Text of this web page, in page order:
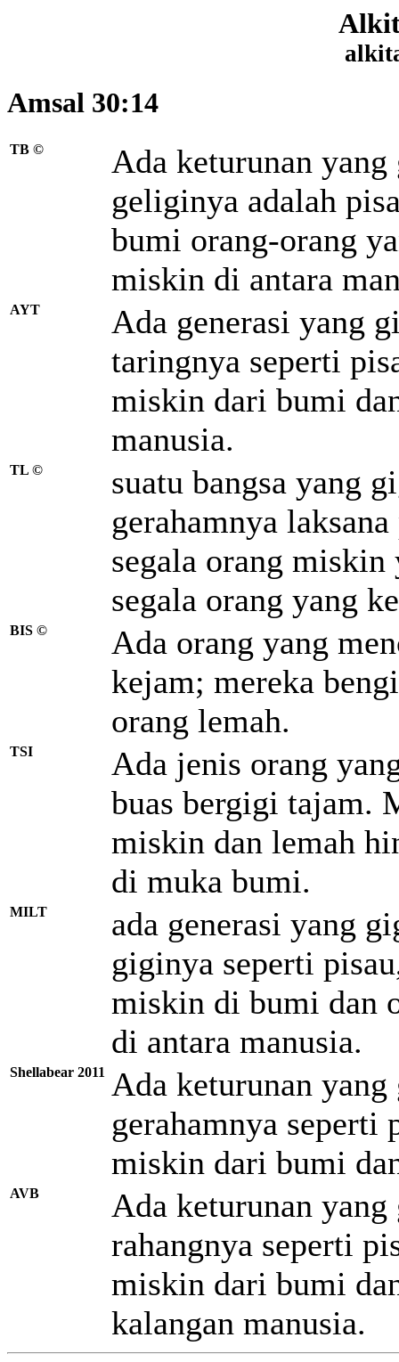
Amsal 30:14
TB ©
Ada keturunan
geliginya adalah
bumi orang-orang
miskin di antara
AYT
Ada generasi yang
taringnya seperti
miskin dari bumi
manusia.
TL ©
suatu bangsa yang
gerahamnya
segala orang miskin
segala orang yang
BIS ©
Ada orang yang
kejam; mereka
orang lemah.
TSI
Ada jenis orang
buas bergigi tajam.
miskin dan lemah
di muka bumi.
MILT
ada generasi yang
giginya seperti
miskin di bumi dan
di antara manusia.
Shellabear 2011 Ada keturunan
gerahamnya seperti
miskin dari bumi
AVB
Ada keturunan
rahangnya seperti
miskin dari bumi
kalangan manusia.